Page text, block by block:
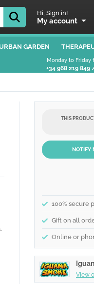
Hi, Sign in!
My account
GARDEN
Monday to Friday
+34 968 219 849
THIS
NOTIFY
100% secure
Gift on all
Online or
View